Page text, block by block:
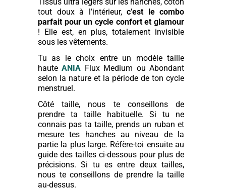
tout doux à l’intérieur, c’est le combo
parfait pour un cycle confort et glamour
! Elle est, en plus, totalement invisible
sous les vêtements.
Tu as le choix entre un modèle taille
haute ANIA Flux Medium ou Abondant
selon la nature et la période de ton cycle
menstruel.
Côté taille, nous te conseillons de
prendre ta taille habituelle. Si tu ne
connais pas ta taille, prends un ruban et
mesure tes hanches au niveau de la
partie la plus large. Réfère-toi ensuite au
guide des tailles ci-dessous pour plus de
précisions. Si tu es entre deux tailles,
nous te conseillons de prendre la taille
au-dessus.